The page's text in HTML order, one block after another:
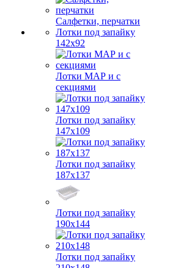
Салфетки, перчатки
Лотки под запайку
142х92
Лотки МАР и с
секциями
Лотки под запайку
147х109
Лотки под запайку
187х137
Лотки под запайку
190х144
Лотки под запайку